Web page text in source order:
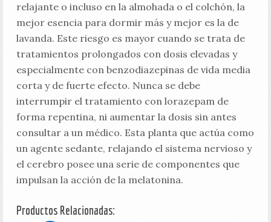
relajante o incluso en la almohada o el colchón, la
mejor esencia para dormir más y mejor es la de
lavanda. Este riesgo es mayor cuando se trata de
tratamientos prolongados con dosis elevadas y
especialmente con benzodiazepinas de vida media
corta y de fuerte efecto. Nunca se debe
interrumpir el tratamiento con lorazepam de
forma repentina, ni aumentar la dosis sin antes
consultar a un médico. Esta planta que actúa como
un agente sedante, relajando el sistema nervioso y
el cerebro posee una serie de componentes que
impulsan la acción de la melatonina.
Productos Relacionadas: